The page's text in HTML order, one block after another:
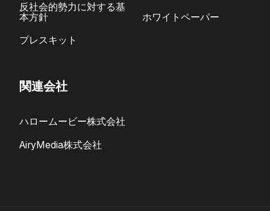
反社会的勢力に対する基
本方針
プレスキット
ホワイトペーパー
関連会社
ハロームービー株式会社
AiryMedia株式会社